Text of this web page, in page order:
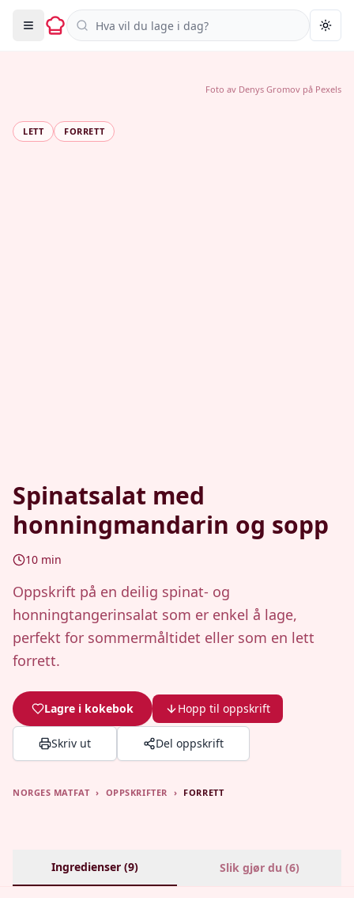
Søk i oppskrifter
LETT FORRETT
Spinatsalat med
honningmandarin og sopp
10 min
Oppskrift på en deilig spinat- og
honningtangerinsalat som er enkel å lage,
perfekt for sommermåltidet eller som en lett
forrett.
Lagre i kokebok Hopp til oppskrift
Skriv ut Del oppskrift
Foto av Denys Gromov på Pexels
NORGES MATFAT › OPPSKRIFTER › FORRETT
Ingredienser (9) Slik gjør du (6)